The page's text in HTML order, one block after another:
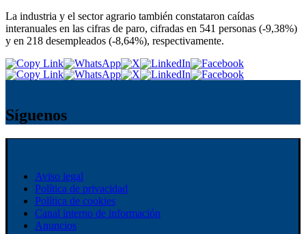
La industria y el sector agrario también constataron caídas
interanuales en las cifras de paro, cifradas en 541 personas (-9,38%)
y en 218 desempleados (-8,64%), respectivamente.
Síguenos
Aviso legal
Política de privacidad
Política de cookies
Canal interno de información
Anuncios